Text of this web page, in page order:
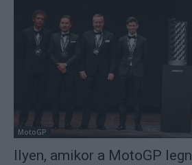
MotoGP
Ilyen, amikor a MotoGP